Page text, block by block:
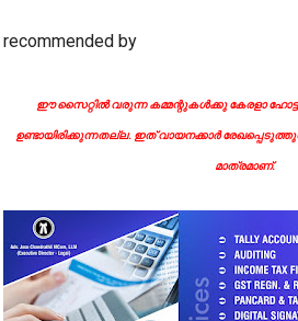
recommended by
ഈ സൈറ്റിൽ വരുന്ന കമ്മന്റുകൾക്കു കേരളാ
ഉണ്ടായിരിക്കുന്നതല്ല. ഇത് വായനക്കാർ
മാത്രമാണ്.